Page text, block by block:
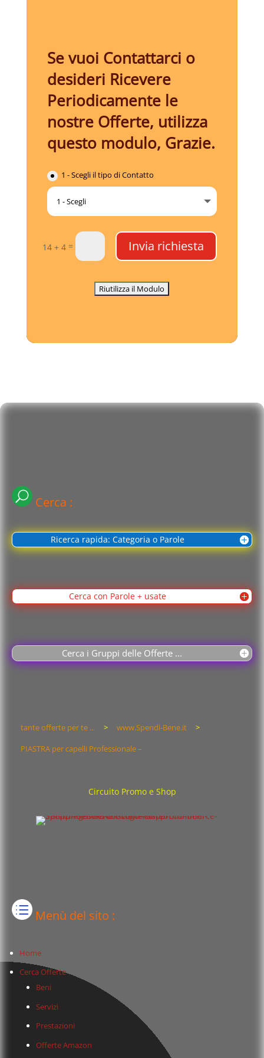
Se vuoi Contattarci o
desideri Ricevere
Periodicamente le
nostre Offerte, utilizza
questo modulo, Grazie.
1 - Scegli il tipo di Contatto
14 + 4 = Invia richiesta
Cerca :
Ricerca rapida: Categoria o Parole
Cerca con Parole + usate
Cerca i Gruppi delle Offerte ...
tante offerte per te ... > www.Spendi-Bene.it
>
PIASTRA per capelli Professionale –
Circuito Promo e Shop
Menù del sito :
Home
Cerca Offerte
Beni
Servizi
Prestazioni
Offerte Amazon